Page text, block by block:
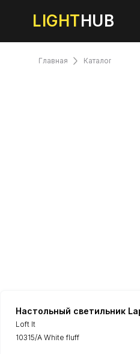
LIGHTHUB
Каталог
Главная
Настольный светильник
Loft It
10315/A White fluff